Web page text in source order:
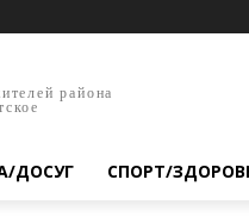
района
ДОСУГ СПОРТ/